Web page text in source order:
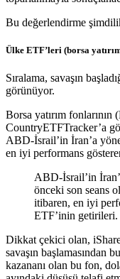
Bu değerlendirme
Ülke ETF’leri (borsa
Sıralama, savaşın
görünüyor.
Borsa yatırım
CountryETFTracker’a
ABD-İsrail’in İran’a
en iyi performans
ABD-İsrail’in
önceki son seans
itibaren, en iyi
ETF’inin getirileri.
Dikkat çekici olan,
savaşın başlamasından
kazananı olan bu fon,